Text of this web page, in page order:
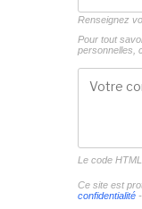
Renseignez
Pour tout
personnelles,
Le code
Ce site est
confidentialité-